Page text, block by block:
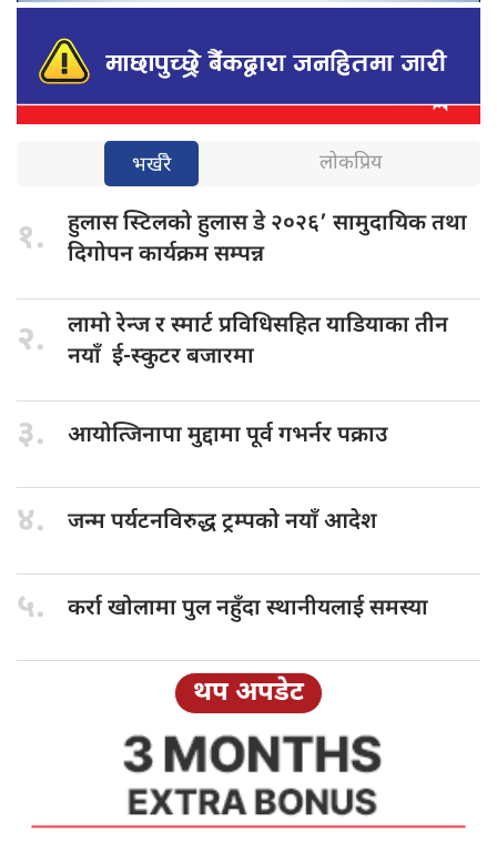
भर्खरै लोकप्रिय
१. हुलास स्टिलकोहुलास डे २०२६’ सामुदायिक तथा
दिगोपन कार्यक्रम सम्पन्न
२. लामो रेन्जर स्मार्ट प्रविधिसहित याडियाका तीन
नयाँ ई-स्कुटर बजारमा
३. आयोत्जिनापा मुद्दामापूर्व गभर्नर पक्राउ
४. जन्म पर्यटनविरुद्धट्रम्पको नयाँ आदेश
५. कर्रा खोलामापुल नहुँदा स्थानीयलाई समस्या
थप अपडेट